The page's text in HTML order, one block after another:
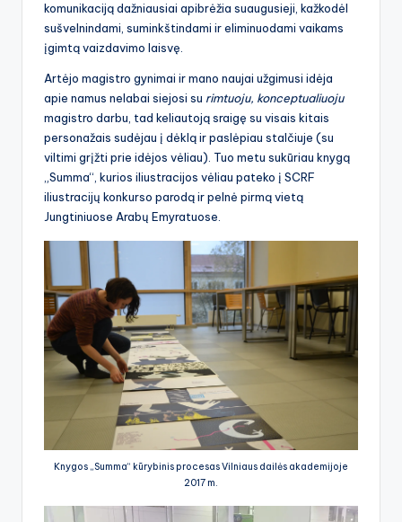
komunikaciją dažniausiai apibrėžia suaugusieji, kažkodėl
sušvelnindami, suminkštindami ir eliminuodami vaikams
įgimtą vaizdavimo laisvę.
Artėjo magistro gynimai ir mano naujai užgimusi idėja
apie namus nelabai siejosi su rimtuoju, konceptualiuoju
magistro darbu, tad keliautoją sraigę su visais kitais
personažais sudėjau į dėklą ir paslėpiau stalčiuje (su
viltimi grįžti prie idėjos vėliau). Tuo metu sukūriau knygą
„Summa“, kurios iliustracijos vėliau pateko į SCRF
iliustracijų konkurso parodą ir pelnė pirmą vietą
Jungtiniuose Arabų Emyratuose.
Knygos „Summa“ kūrybinis procesas Vilniaus dailės akademijoje
2017 m.